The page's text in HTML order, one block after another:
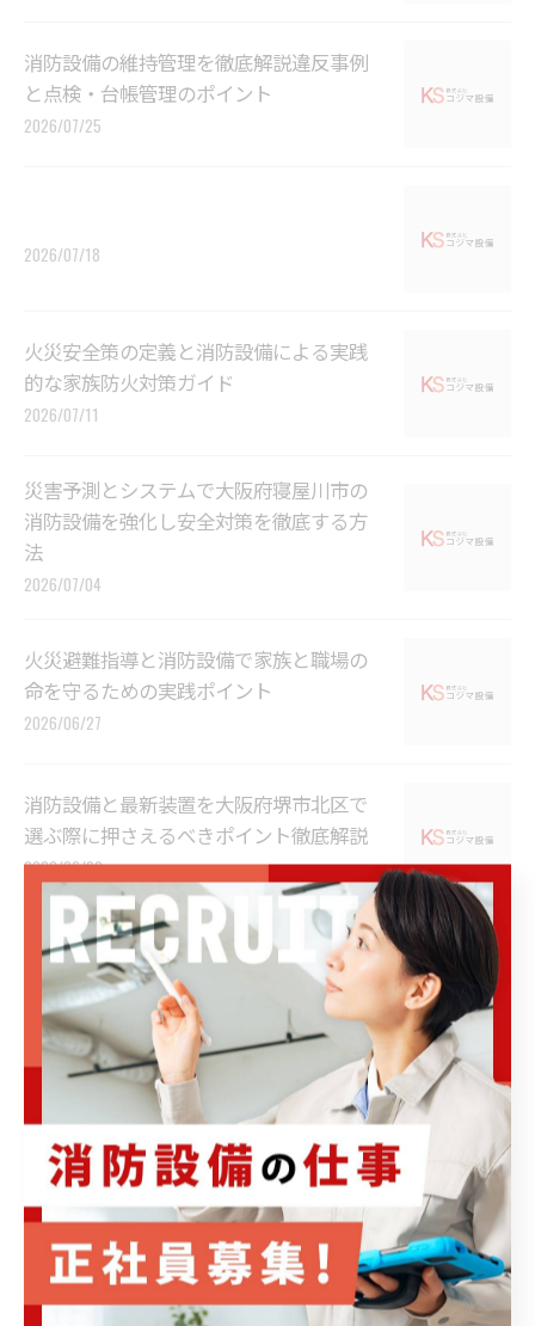
消防設備の維持管理を徹底解説違反事例
と点検・台帳管理のポイント
2026/07/25
2026/07/18
火災安全策の定義と消防設備による実践
的な家族防火対策ガイド
2026/07/11
災害予測とシステムで大阪府寝屋川市の
消防設備を強化し安全対策を徹底する方
法
2026/07/04
火災避難指導と消防設備で家族と職場の
命を守るための実践ポイント
2026/06/27
消防設備と最新装置を大阪府堺市北区で
選ぶ際に押さえるべきポイント徹底解説
2026/06/20
消防設備の保険対応で補償範囲と費用負
担を実務目線で徹底解説
2026/06/13
消防設備の動作確認を忠岡町で実施すべき
理由と費用相場を徹底解説
2026/06/06
2 3 4 5